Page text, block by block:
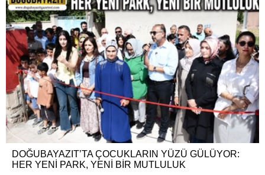
DOĞUBAYAZIT’TA ÇOCUKLARIN YÜZÜ GÜLÜYOR:
HER YENİ PARK, YENİ BİR MUTLULUK